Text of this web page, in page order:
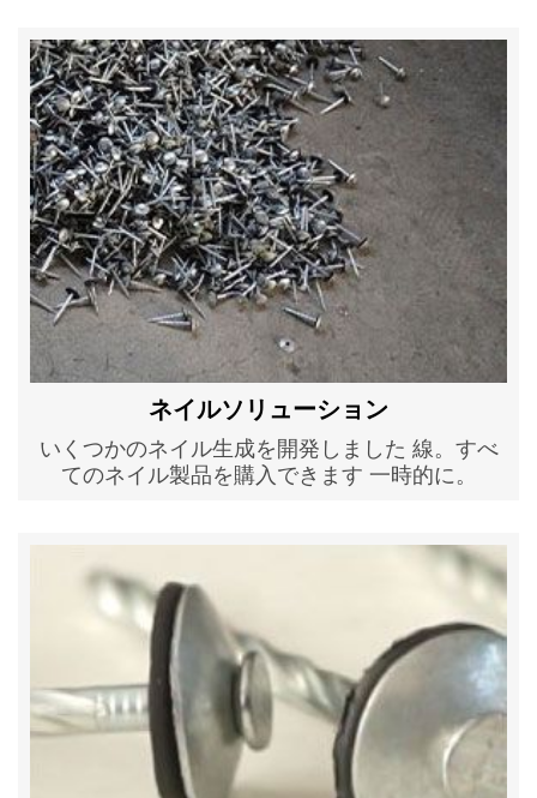
ネイルソリューション
いくつかのネイル生成を開発しました 線。すべ
てのネイル製品を購入できます 一時的に。